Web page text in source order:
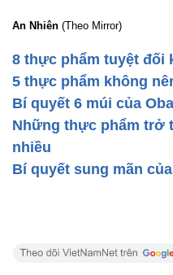
An Nhiên (Theo Mirror)
8 thực phẩm tuyệt đối
5 thực phẩm không
Bí quyết 6 múi của
Những thực phẩm trở
nhiều
Bí quyết sung mãn